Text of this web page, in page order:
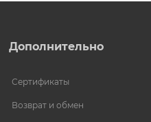
Дополнительно
Сертификаты
Возврат и обмен